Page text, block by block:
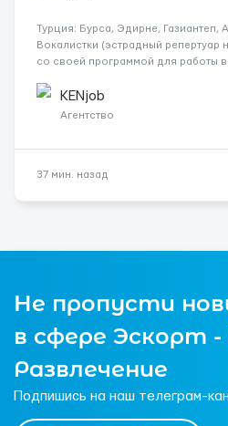
Турция: Бурса, Эдирне, Газиантеп,
Вокалистки (эстрадный репертуар
со своей программой для работы в
одного до трех месяцев. Мед.
KENjob
Агентство
37 мин. назад
Не пропусти
в сфере Эскорт
Развлечение
Подпишись на наш телеграм-